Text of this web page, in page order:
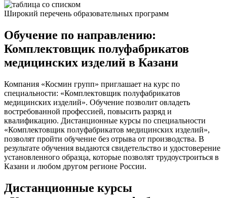
Широкий перечень образовательных программ
Обучение по направлению:
Комплектовщик полуфабрикатов
медицинских изделий в Казани
Компания «Космин групп» приглашает на курс по
специальности: «Комплектовщик полуфабрикатов
медицинских изделий». Обучение позволит овладеть
востребованной профессией, повысить разряд и
квалификацию. Дистанционные курсы по специальности
«Комплектовщик полуфабрикатов медицинских изделий»,
позволят пройти обучение без отрыва от производства. В
результате обучения выдаются свидетельство и удостоверение
установленного образца, которые позволят трудоустроиться в
Казани и любом другом регионе России.
Дистанционные курсы